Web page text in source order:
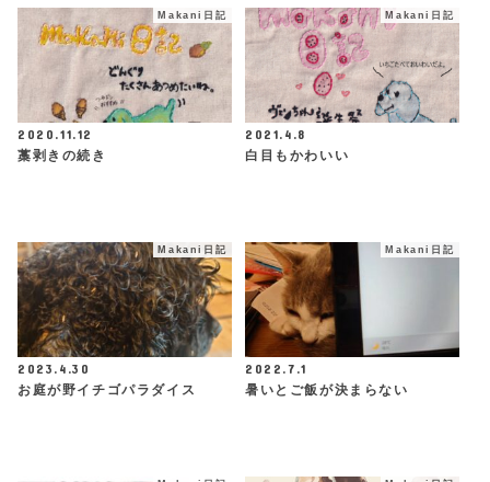
Makani日記
2020.11.12
藁剥きの続き
Makani日記
2021.4.8
白目もかわいい
Makani日記
2023.4.30
お庭が野イチゴパラダイス
Makani日記
2022.7.1
暑いとご飯が決まらない